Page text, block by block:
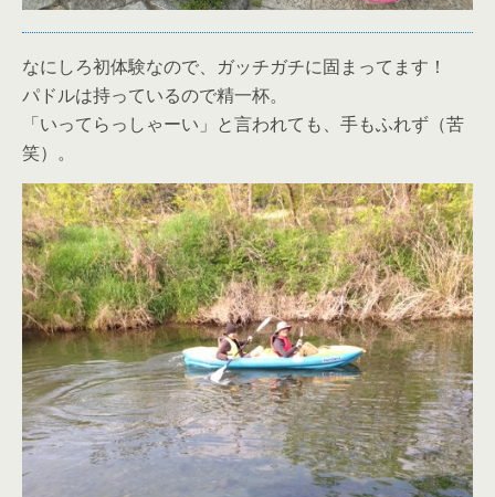
なにしろ初体験なので、ガッチガチに固まってます！
パドルは持っているので精一杯。
「いってらっしゃーい」と言われても、手もふれず（苦
笑）。